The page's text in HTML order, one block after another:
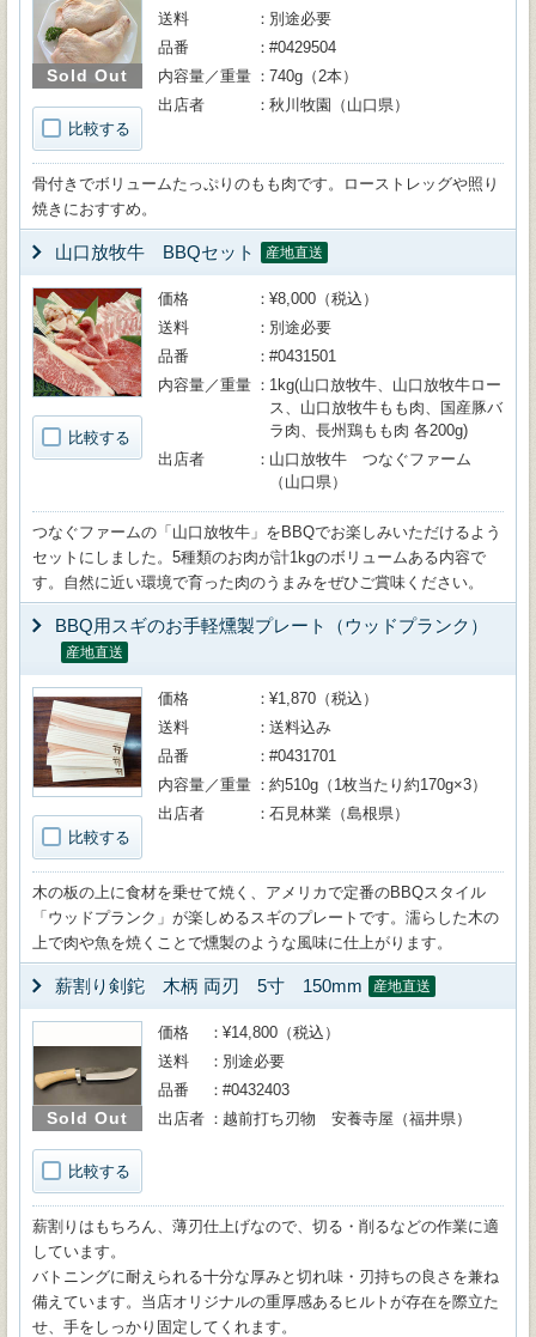
Sold Out
比較する
送料
別途必要
品番
#0429504
内容量／重量
740g（2本）
出店者
秋川牧園（山口県）
骨付きでボリュームたっぷりのもも肉です。ローストレッグや照り
焼きにおすすめ。
山口放牧牛 BBQセット 産地直送
比較する
価格
¥8,000（税込）
送料
別途必要
品番
#0431501
内容量／重量
1kg(山口放牧牛、山口放牧牛ロー
ス、山口放牧牛もも肉、国産豚バ
ラ肉、長州鶏もも肉 各200g)
出店者
山口放牧牛 つなぐファーム
（山口県）
つなぐファームの「山口放牧牛」をBBQでお楽しみいただけるよう
セットにしました。5種類のお肉が計1kgのボリュームある内容で
す。自然に近い環境で育った肉のうまみをぜひご賞味ください。
BBQ用スギのお手軽燻製プレート（ウッドプランク）
産地直送
比較する
価格
¥1,870（税込）
送料
送料込み
品番
#0431701
内容量／重量
約510g（1枚当たり約170g×3）
出店者
石見林業（島根県）
木の板の上に食材を乗せて焼く、アメリカで定番のBBQスタイル
「ウッドプランク」が楽しめるスギのプレートです。濡らした木の
上で肉や魚を焼くことで燻製のような風味に仕上がります。
薪割り剣鉈 木柄 両刃 5寸 150mm 産地直送
Sold Out
比較する
価格
¥14,800（税込）
送料
別途必要
品番
#0432403
出店者
越前打ち刃物 安養寺屋（福井県）
薪割りはもちろん、薄刃仕上げなので、切る・削るなどの作業に適
しています。
バトニングに耐えられる十分な厚みと切れ味・刃持ちの良さを兼ね
備えています。当店オリジナルの重厚感あるヒルトが存在を際立た
せ、手をしっかり固定してくれます。